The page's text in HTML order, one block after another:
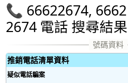
📞 66622674,
2674 電話 搜尋結果
推銷電話清單資料
疑似電話騙案